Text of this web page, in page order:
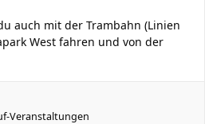
auch mit der Trambahn (Linien
West fahren und von der
Veranstaltungen